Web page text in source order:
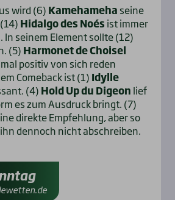
wird (6) Kamehameha seine
Hidalgo des Noés ist immer
In seinem Element sollte (12)
(5) Harmonet de Choisel
positiv von sich reden
Comeback ist (1) Idylle
(4) Hold Up du Digeon lief
es zum Ausdruck bringt. (7)
direkte Empfehlung, aber so
dennoch nicht abschreiben.